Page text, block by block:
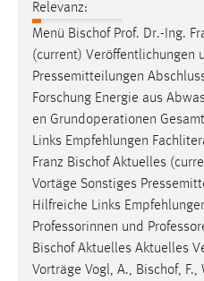
Relevanz:
Menü Bischof Prof. Dr.-Ing.
(current) Veröffentlichungen
Pressemitteilungen
Forschung Energie aus
en Grundoperationen
Links Empfehlungen
Franz Bischof Aktuelles
Vortäge Sonstiges
Hilfreiche Links
Professorinnen und
Bischof Aktuelles Aktuelles
Vorträge Vogl, A., Bischof, F.,